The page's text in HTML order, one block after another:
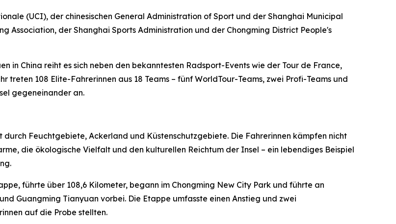
(UCI), der chinesischen General Administration of Sport und der Shanghai Municipal
Association, der Shanghai Sports Administration und der Chongming District People's
in China reiht es sich neben den bekanntesten Radsport-Events wie der Tour de France,
108 Elite-Fahrerinnen aus 18 Teams – fünf WorldTour-Teams, zwei Profi-Teams und
gegeneinander an.
Feuchtgebiete, Ackerland und Küstenschutzgebiete. Die Fahrerinnen kämpfen nicht
die ökologische Vielfalt und den kulturellen Reichtum der Insel – ein lebendiges Beispiel
führte über 108,6 Kilometer, begann im Chongming New City Park und führte an
Guangming Tianyuan vorbei. Die Etappe umfasste einen Anstieg und zwei
auf die Probe stellten.